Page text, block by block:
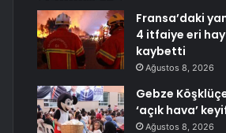
Fransa’daki
4 itfaiye eri
kaybetti
Ağustos 8, 2026
Gebze
‘açık hava’
Ağustos 8, 2026